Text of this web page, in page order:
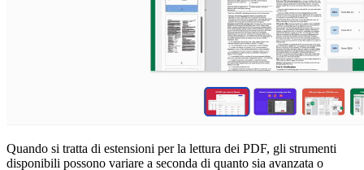
Quando si tratta di estensioni per la lettura dei PDF, gli strumenti
disponibili possono variare a seconda di quanto sia avanzata o